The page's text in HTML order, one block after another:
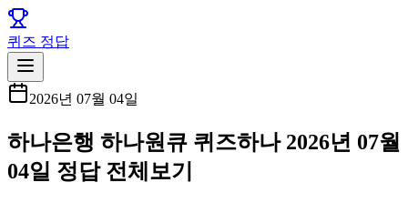
퀴즈 정답
2026년 07월 04일
하나은행 하나원큐 퀴즈하나 2026년 07월
04일 정답 전체보기